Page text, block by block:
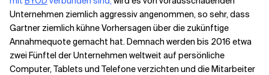
Verwandte Themen
Unternehmen ziemlich aggressiv angenommen, so sehr, dass
Gartner ziemlich kühne Vorhersagen über die zukünftige
Annahmequote gemacht hat. Demnach werden bis 2016 etwa
zwei Fünftel der Unternehmen weltweit auf persönliche
Computer, Tablets und Telefone verzichten und die Mitarbeiter